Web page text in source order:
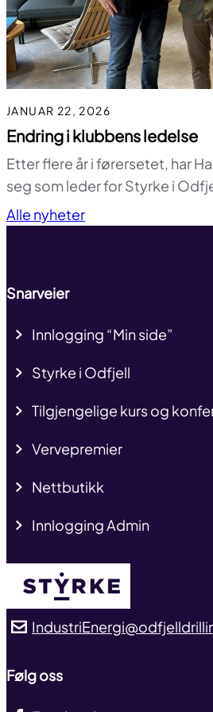
JANUAR 22, 2026
Endring i klubbens ledelse
Etter flere år i førersetet, har
seg som leder for Styrke i
Alle nyheter
Snarveier
Innlogging “Min side”
Styrke i Odfjell
Tilgjengelige kurs og
Vervepremier
Nettbutikk
Innlogging Admin
Følg oss